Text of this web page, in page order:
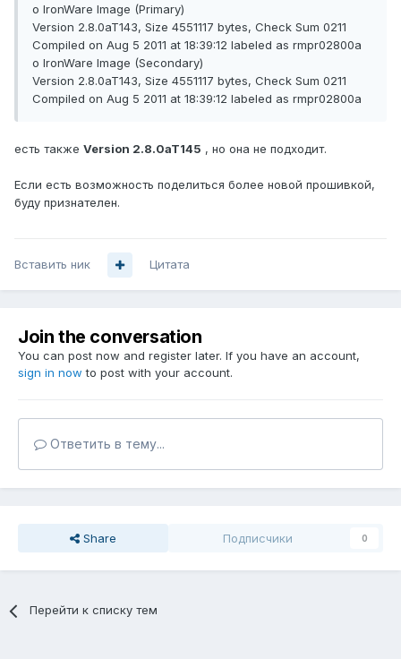
o IronWare Image (Primary)
Version 2.8.0aT143, Size 4551117 bytes, Check Sum 0211
Compiled on Aug 5 2011 at 18:39:12 labeled as rmpr02800a
o IronWare Image (Secondary)
Version 2.8.0aT143, Size 4551117 bytes, Check Sum 0211
Compiled on Aug 5 2011 at 18:39:12 labeled as rmpr02800a
есть также Version 2.8.0aT145 , но она не подходит.
Если есть возможность поделиться более новой прошивкой,
буду признателен.
Вставить ник Цитата
Join the conversation
You can post now and register later. If you have an account,
sign in now to post with your account.
Ответить в тему...
Share Подписчики 0
Перейти к списку тем